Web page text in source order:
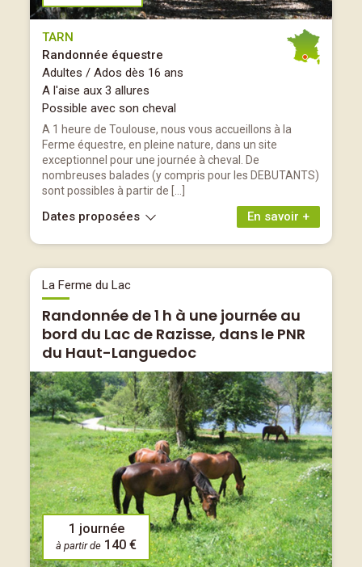
TARN
Randonnée équestre
Adultes / Ados dès 16 ans
A l'aise aux 3 allures
Possible avec son cheval
A 1 heure de Toulouse, nous vous accueillons à la
Ferme équestre, en pleine nature, dans un site
exceptionnel pour une journée à cheval. De
nombreuses balades (y compris pour les DEBUTANTS)
sont possibles à partir de […]
En savoir +
Dates proposées
La Ferme du Lac
Randonnée de 1 h à une journée au
bord du Lac de Razisse, dans le PNR
du Haut-Languedoc
1 journée
à partir de 140 €